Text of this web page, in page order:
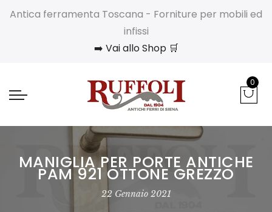
Antica ferramenta Toscana - Forniture per mobili ed
infissi
➡️ Vai allo Shop 🛒
0
MANIGLIA PER PORTE ANTICHE
PAM 921 OTTONE GREZZO
22 Gennaio 2021